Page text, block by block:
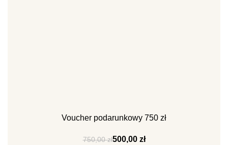
Voucher podarunkowy 750 zł
750,00zł500,00 zł